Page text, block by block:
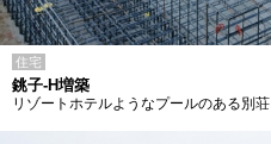
住宅
銚子-H増築
リゾートホテルようなプールのある別荘